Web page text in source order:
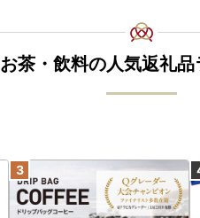
い。この機会にぜひご活
※オンライン申請をす
App Storeからダウンロ
お茶・飲料の人気返礼